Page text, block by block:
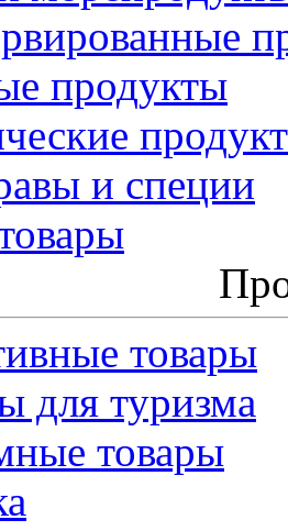
продукты
и специи
товары
для туризма
товары